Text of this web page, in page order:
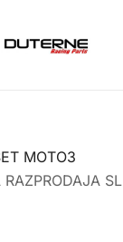
MOTO3
RAZPRODAJA SL